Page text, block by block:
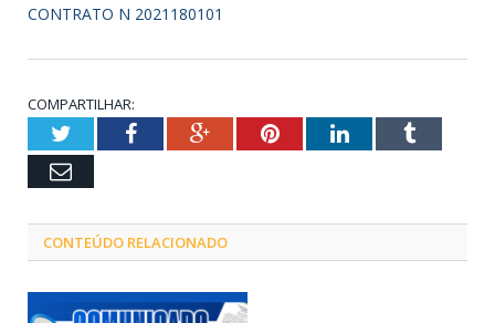
CONTRATO N 2021180101
COMPARTILHAR:
TwitterFacebookGoogle+PinterestLinkedInTumblr
Email
CONTEÚDO RELACIONADO